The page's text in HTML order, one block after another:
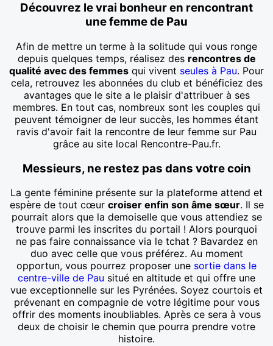
Découvrez le vrai bonheur en rencontrant
une femme de Pau
Afin de mettre un terme à la solitude qui vous ronge
depuis quelques temps, réalisez des rencontres de
qualité avec des femmes qui vivent seules à Pau. Pour
cela, retrouvez les abonnées du club et bénéficiez des
avantages que le site a le plaisir d'attribuer à ses
membres. En tout cas, nombreux sont les couples qui
peuvent témoigner de leur succès, les hommes étant
ravis d'avoir fait la rencontre de leur femme sur Pau
grâce au site local Rencontre-Pau.fr.
Messieurs, ne restez pas dans votre coin
La gente féminine présente sur la plateforme attend et
espère de tout cœur croiser enfin son âme sœur. Il se
pourrait alors que la demoiselle que vous attendiez se
trouve parmi les inscrites du portail ! Alors pourquoi
ne pas faire connaissance via le tchat ? Bavardez en
duo avec celle que vous préférez. Au moment
opportun, vous pourrez proposer une sortie dans le
centre-ville de Pau situé en altitude et qui offre une
vue exceptionnelle sur les Pyrénées. Soyez courtois et
prévenant en compagnie de votre légitime pour vous
offrir des moments inoubliables. Après ce sera à vous
deux de choisir le chemin que pourra prendre votre
histoire.